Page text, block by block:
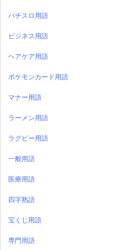
パチスロ用語
ビジネス用語
ヘアケア用語
ポケモンカード用語
マナー用語
ラーメン用語
ラグビー用語
一般用語
医療用語
四字熟語
宝くじ用語
専門用語